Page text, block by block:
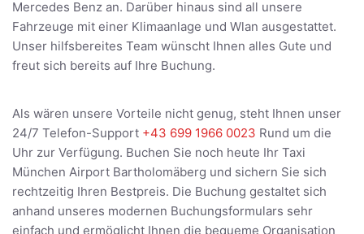
Mercedes Benz an. Darüber hinaus sind all unsere
Fahrzeuge mit einer Klimaanlage und Wlan ausgestattet.
Unser hilfsbereites Team wünscht Ihnen alles Gute und
freut sich bereits auf Ihre Buchung.
Als wären unsere Vorteile nicht genug, steht Ihnen unser
24/7 Telefon-Support +43 699 1966 0023 Rund um die
Uhr zur Verfügung. Buchen Sie noch heute Ihr Taxi
München Airport Bartholomäberg und sichern Sie sich
rechtzeitig Ihren Bestpreis. Die Buchung gestaltet sich
anhand unseres modernen Buchungsformulars sehr
einfach und ermöglicht Ihnen die bequeme Organisation